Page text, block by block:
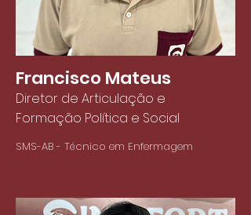
Francisco Mateus
Diretor de Articulação e
Formação Política e Social
SMS-AB - Técnico em Enfermagem